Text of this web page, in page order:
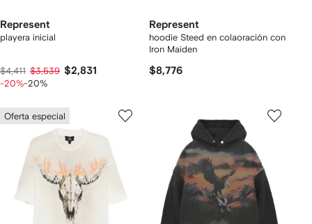
Represent
playera inicial
$4,411 $3,539 $2,831
-20%-20%
Represent
hoodie Steed en colaoración con
Iron Maiden
$8,776
Oferta especial